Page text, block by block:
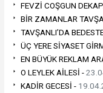
FEVZİ COŞGUN
BİR ZAMANLAR
TAVŞANLI’DA
ÜÇ YERE SİYASET
EN BÜYÜK REKLAM
O LEYLEK AİLESİ -
KADİR GECESİ -